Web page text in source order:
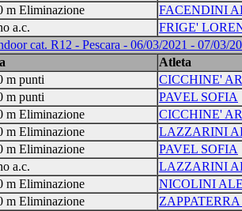
m Eliminazione
FACENDINI
a.c.
FRIGE'
cat. R12 - Pescara - 06/03/2021 - 07/03/
Atleta
m punti
CICCHINE'
m punti
PAVEL SOFIA
m Eliminazione
CICCHINE'
m Eliminazione
LAZZARINI
m Eliminazione
PAVEL SOFIA
a.c.
LAZZARINI
m Eliminazione
NICOLINI
m Eliminazione